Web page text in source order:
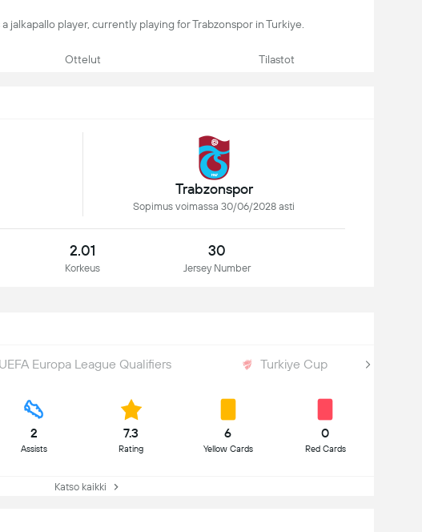
jalkapallo player, currently playing for Trabzonspor in Turkiye.
Ottelut Tilastot
Trabzonspor
Sopimus voimassa 30/06/2028 asti
2.01
Korkeus
30
Jersey Number
UEFA Europa League Qualifiers Turkiye Cup
2
Assists
7.3
Rating
6
Yellow Cards
0
Red Cards
Katso kaikki